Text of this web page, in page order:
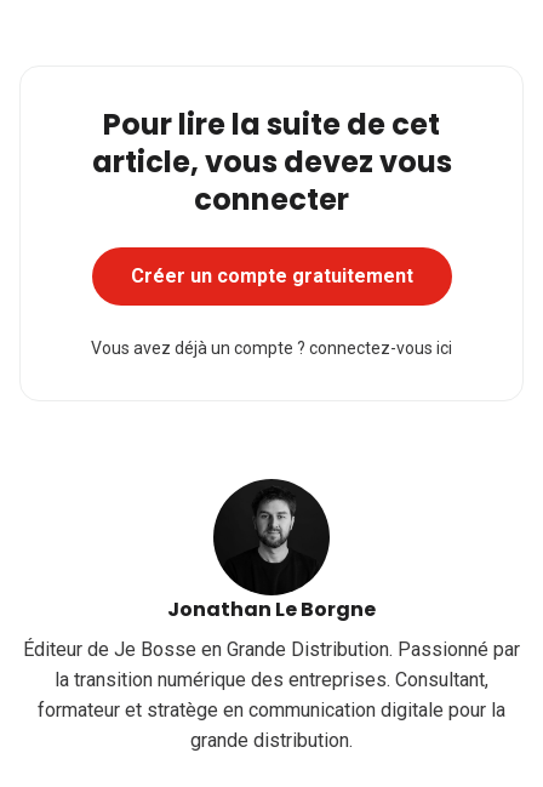
Pour lire la suite de cet
article, vous devez vous
connecter
Créer un compte gratuitement
Vous avez déjà un compte ? connectez-vous ici
Jonathan Le Borgne
Éditeur de Je Bosse en Grande Distribution. Passionné par
la transition numérique des entreprises. Consultant,
formateur et stratège en communication digitale pour la
grande distribution.